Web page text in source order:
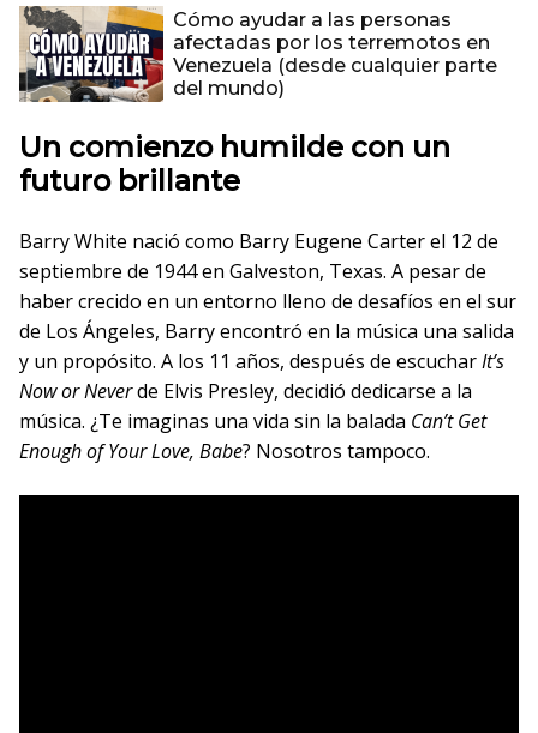
Cómo ayudar a las personas
afectadas por los terremotos en
Venezuela (desde cualquier parte
del mundo)
Un comienzo humilde con un
futuro brillante
Barry White nació como Barry Eugene Carter el 12 de
septiembre de 1944 en Galveston, Texas. A pesar de
haber crecido en un entorno lleno de desafíos en el sur
de Los Ángeles, Barry encontró en la música una salida
y un propósito. A los 11 años, después de escucharIt’s
Now or Neverde Elvis Presley, decidió dedicarse a la
música. ¿Te imaginas una vida sin la balada Can’t Get
Enough of Your Love, Babe? Nosotros tampoco.